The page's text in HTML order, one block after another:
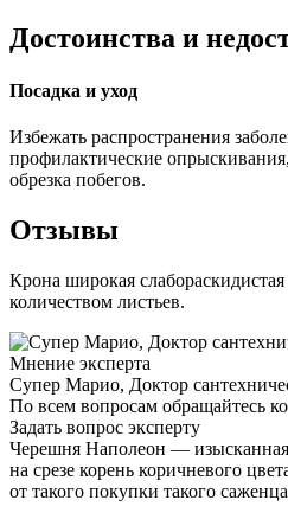
Достоинства и
Посадка и уход
Избежать распространения
профилактические
обрезка побегов.
Отзывы
Крона широкая
количеством листьев.
Мнение эксперта
Супер Марио, Доктор
По всем вопросам обращайтесь
Задать вопрос эксперту
Черешня Наполеон —
на срезе корень коричневого
от такого покупки такого саженца